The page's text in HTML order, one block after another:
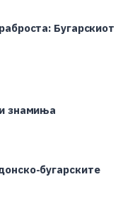
Бугарскиот
знамиња
бугарските